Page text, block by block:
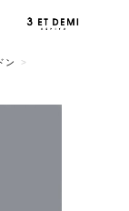
ン >